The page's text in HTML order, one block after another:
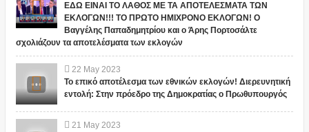
ΕΔΩ ΕΙΝΑΙ ΤΟ ΛΑΘΟΣ ΜΕ ΤΑ ΑΠΟΤΕΛΕΣΜΑΤΑ ΤΩΝ
ΕΚΛΟΓΩΝ!!! ΤΟ ΠΡΩΤΟ ΗΜΙΧΡΟΝΟ ΕΚΛΟΓΩΝ! Ο
Βαγγέλης Παπαδημητρίου και ο Άρης Πορτοσάλτε
σχολιάζουν τα αποτελέσματα των εκλογών
22 May 2023
Το επικό αποτέλεσμα των εθνικών εκλογών! Διερευνητική
εντολή: Στην πρόεδρο της Δημοκρατίας ο Πρωθυπουργός
21 May 2023